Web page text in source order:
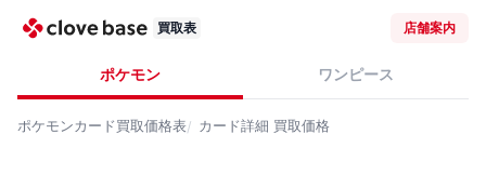
買取表 店舗案内
ポケモン ワンピース
ポケモンカード買取価格表 カード詳細 買取価格